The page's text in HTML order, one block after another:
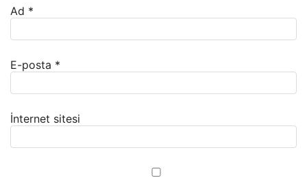
Ad *
E-posta *
İnternet sitesi